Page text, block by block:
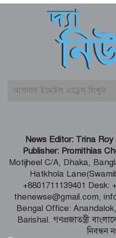
রিয়াদে
ক্ষতিপূরনে
‘টক্সিক’-এর
রণবীর
রাশিফল ও
আজ
ইতিহাসের
সৌদি আরবে
আগুন, নিহত
News Editor: Trina
Publisher: Promithias
Motijheel C/A, Dhaka,
Hatkhola
+8801711139401 Desk:
thenewse@gmail.com,
Bengal Office:
Barishal. গণপ্রজাতন্ত্রী
নিবন্ধন